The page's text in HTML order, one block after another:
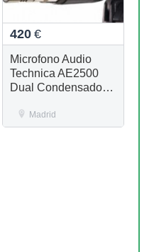
420 €
Microfono Audio
Technica AE2500
Dual Condensador +
Madrid